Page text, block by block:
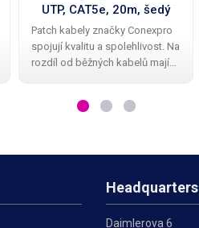
UTP, CAT5e, 20m, šedý
Patch kabely značky Conexpro
spojují kvalitu a spolehlivost. Na
rozdíl od běžných kabelů mají
krytku proti zalomení zobáčku.
Headquarters
Daimlerova 6